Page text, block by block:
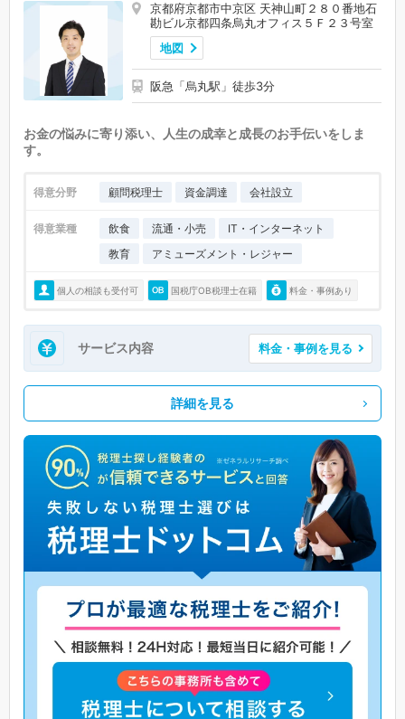
京都府京都市中京区 天神山町２８０番地石
勘ビル京都四条烏丸オフィス５Ｆ２３号室
地図
阪急「烏丸駅」徒歩3分
お金の悩みに寄り添い、人生の成幸と成長のお手伝いをしま
す。
得意分野 顧問税理士 資金調達 会社設立
得意業種 飲食 流通・小売
IT・インターネット
教育
アミューズメント・レジャー
個人の相談も受付可 国税庁OB税理士在籍 料金・事例あり
サービス内容 料金・事例を見る
詳細を見る